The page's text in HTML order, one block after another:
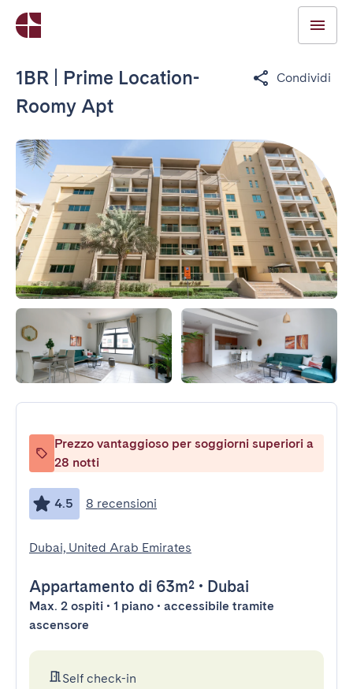
1BR | Prime Location-
Roomy Apt
Condividi
Prezzo vantaggioso per soggiorni superiori a
28 notti
4.5 8 recensioni
Dubai, United Arab Emirates
Appartamento di 63m² • Dubai
Max. 2 ospiti • 1 piano • accessibile tramite
ascensore
Self check-in